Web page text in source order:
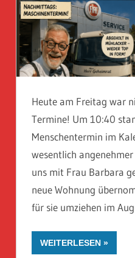
Heute am Freitag war
Termine! Um 10:40
Menschentermin im
wesentlich
uns mit Frau Barbara
neue Wohnung
für sie umziehen im
WEITERLESEN